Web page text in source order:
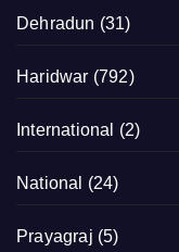
Dehradun (31)
Haridwar (792)
International (2)
National (24)
Prayagraj (5)